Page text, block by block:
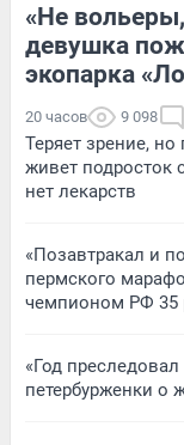
«Не
девушка
экопарка
20 часов 9 098
Теряет зрение,
живет подросток
нет лекарств
«Позавтракал и
пермского
чемпионом РФ 35
«Год
петербурженки о